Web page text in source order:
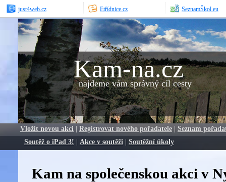
just4web.cz Etřídnice.cz SeznamŠkol.eu
Kam-na.cz
najdeme vám správný cíl cesty
Vložit novou akci | Registrovat nového pořadatele | Seznam
Soutěž o iPad 3! | Akce v soutěži | Soutěžní úkoly
Kam na společenskou akci v